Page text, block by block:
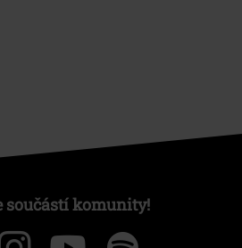
součástí komunity!